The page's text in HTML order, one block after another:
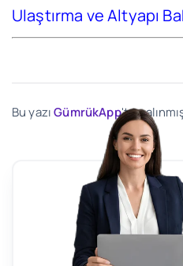
Ulaştırma ve Altyapı
Bu yazıGümrükApp'ten